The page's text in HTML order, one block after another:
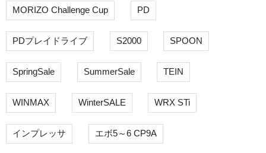
MORIZO Challenge Cup PD
PDプレイドライブ S2000 SPOON
SpringSale SummerSale TEIN
WINMAX WinterSALE WRX STi
インプレッサ エボ5～6 CP9A